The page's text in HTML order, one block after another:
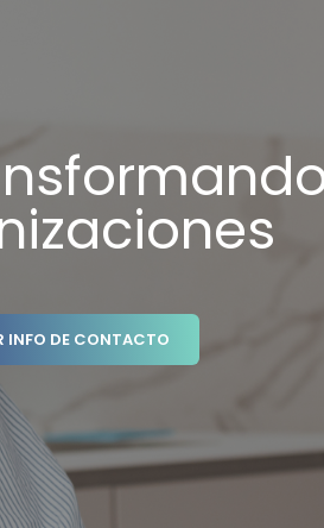
INFO DE CONTACTO